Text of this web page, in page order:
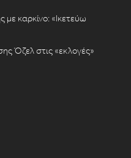
καρκίνο: «Ικετεύω
Όζελ στις «εκλογές»